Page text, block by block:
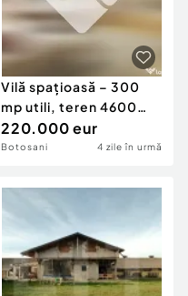
Vilă spațioasă – 300
mp utili, teren 4600
mp, DN în B
220.000 eur
Botosani 4 zile în urmă